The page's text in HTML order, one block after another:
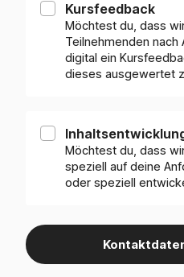
Kursfeedback
Möchtest du, dass
Teilnehmenden nach
digital ein
dieses ausgewertet
Möchtest du, dass
speziell auf deine
oder speziell